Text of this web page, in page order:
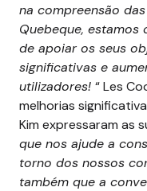
na compreensão
Quebeque, estamos
de apoiar os seus
significativas e
utilizadores! “Les
melhorias
Kim expressaram as
que nos ajude a
torno dos nossos
também que a